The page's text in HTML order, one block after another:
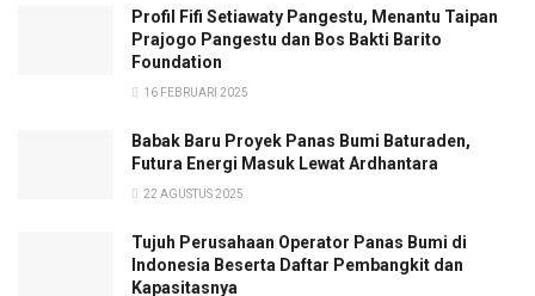
Profil Fifi Setiawaty Pangestu, Menantu Taipan
Prajogo Pangestu dan Bos Bakti Barito
Foundation
16 FEBRUARI 2025
Babak Baru Proyek Panas Bumi Baturaden,
Futura Energi Masuk Lewat Ardhantara
22 AGUSTUS 2025
Tujuh Perusahaan Operator Panas Bumi di
Indonesia Beserta Daftar Pembangkit dan
Kapasitasnya